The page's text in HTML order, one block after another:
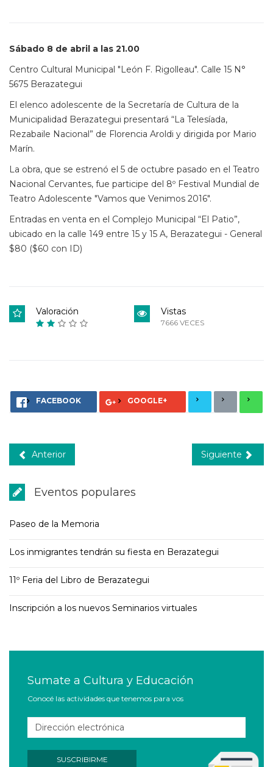
Sábado 8 de abril a las 21.00
Centro Cultural Municipal "León F. Rigolleau". Calle 15 N°
5675 Berazategui
El elenco adolescente de la Secretaría de Cultura de la
Municipalidad Berazategui presentará “La Telesíada,
Rezabaile Nacional” de Florencia Aroldi y dirigida por Mario
Marín.
La obra, que se estrenó el 5 de octubre pasado en el Teatro
Nacional Cervantes, fue participe del 8º Festival Mundial de
Teatro Adolescente "Vamos que Venimos 2016".
Entradas en venta en el Complejo Municipal “El Patio”,
ubicado en la calle 149 entre 15 y 15 A, Berazategui - General
$80 ($60 con ID)
Valoración Vistas
7666 VECES
FACEBOOK GOOGLE+
Anterior Siguiente
Eventos populares
Paseo de la Memoria
Los inmigrantes tendrán su fiesta en Berazategui
11º Feria del Libro de Berazategui
Inscripción a los nuevos Seminarios virtuales
Sumate a Cultura y Educación
Conocé las actividades que tenemos para vos